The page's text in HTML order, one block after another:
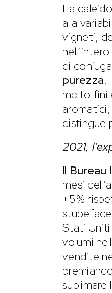
La
alla
vigneti,
di
purezza.
molto fini
distingue
2021,
Il
mesi
+5%
Stati
volumi
vendite